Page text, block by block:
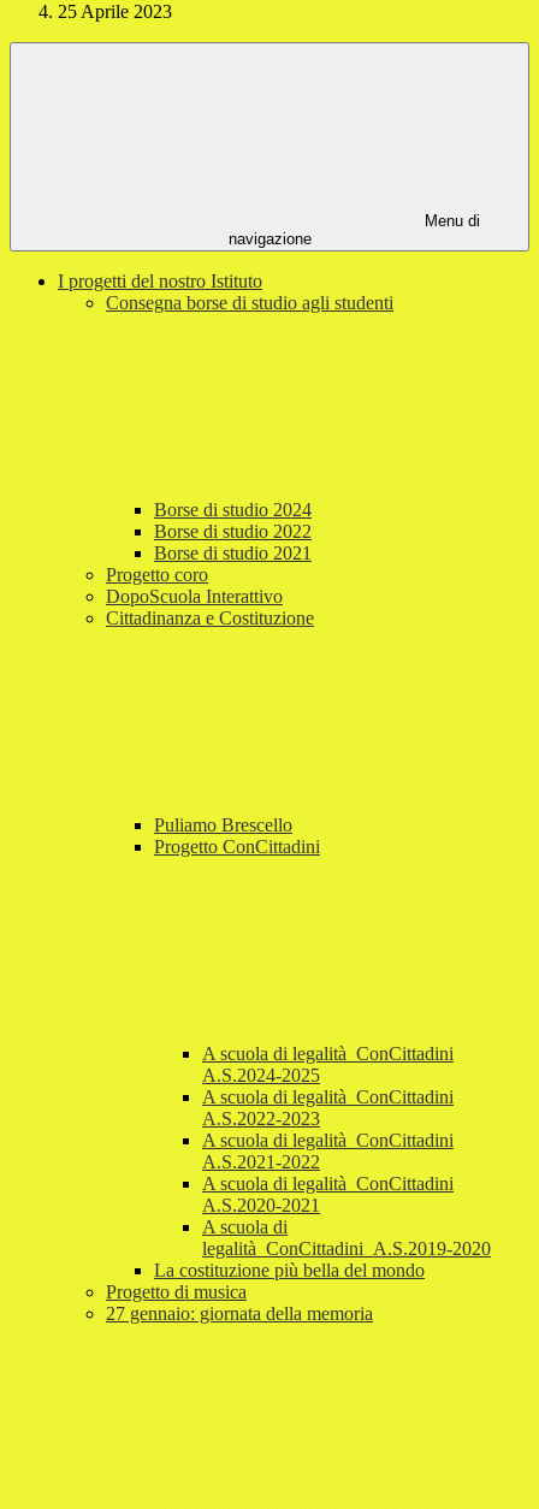
25 Aprile 2023
Menu di
navigazione
I progetti del nostro Istituto
Consegna borse di studio agli studenti
Borse di studio 2024
Borse di studio 2022
Borse di studio 2021
Progetto coro
DopoScuola Interattivo
Cittadinanza e Costituzione
Puliamo Brescello
Progetto ConCittadini
A scuola di legalità_ConCittadini
A.S.2024-2025
A scuola di legalità_ConCittadini
A.S.2022-2023
A scuola di legalità_ConCittadini
A.S.2021-2022
A scuola di legalità_ConCittadini
A.S.2020-2021
A scuola di
legalità_ConCittadini_A.S.2019-2020
La costituzione più bella del mondo
Progetto di musica
27 gennaio: giornata della memoria